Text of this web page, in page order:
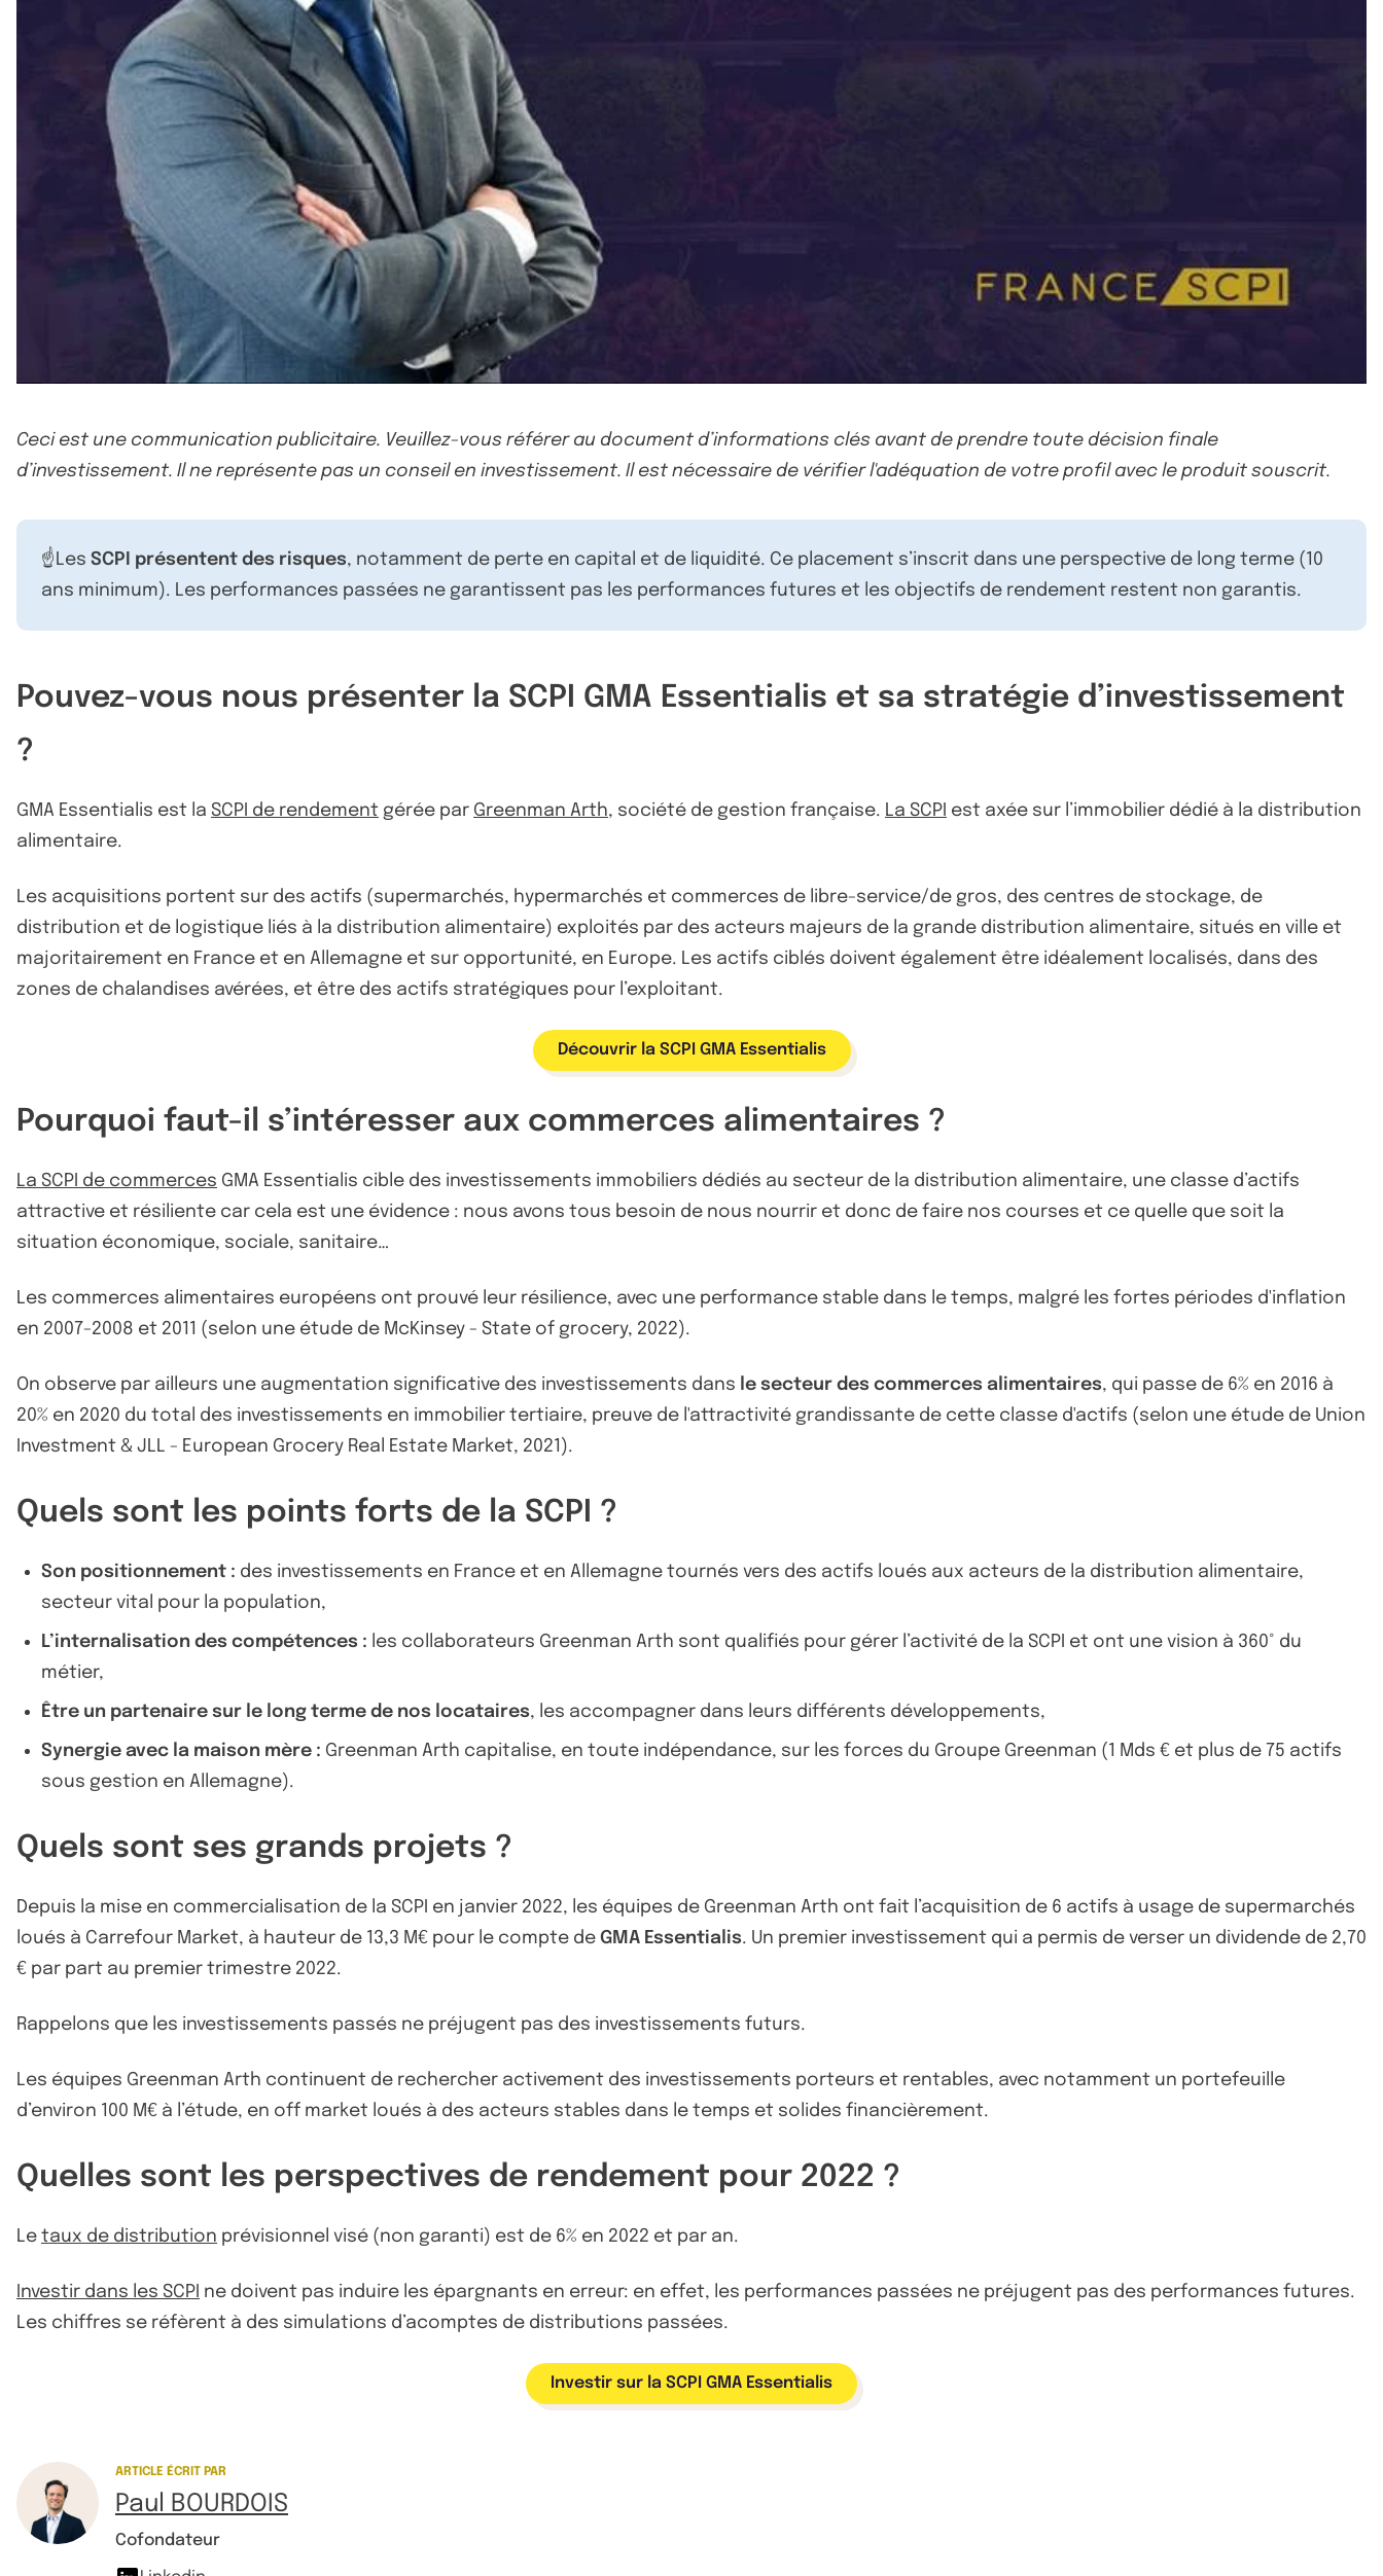
Ceci est une communication publicitaire. Veuillez-vous référer au document d’informations clés avant de prendre toute décision finale
d’investissement. Il ne représente pas un conseil en investissement. Il est nécessaire de vérifier l'adéquation de votre profil avec le produit souscrit.
☝️Les SCPI présentent des risques, notamment de perte en capital et de liquidité. Ce placement s’inscrit dans une perspective de long terme (10
ans minimum). Les performances passées ne garantissent pas les performances futures et les objectifs de rendement restent non garantis.
Pouvez-vous nous présenter la SCPI GMA Essentialis et sa stratégie d’investissement
?
GMA Essentialis est la SCPI de rendement gérée par Greenman Arth, société de gestion française. La SCPI est axée sur l’immobilier dédié à la distribution
alimentaire.
Les acquisitions portent sur des actifs (supermarchés, hypermarchés et commerces de libre-service/de gros, des centres de stockage, de
distribution et de logistique liés à la distribution alimentaire) exploités par des acteurs majeurs de la grande distribution alimentaire, situés en ville et
majoritairement en France et en Allemagne et sur opportunité, en Europe. Les actifs ciblés doivent également être idéalement localisés, dans des
zones de chalandises avérées, et être des actifs stratégiques pour l’exploitant.
Découvrir la SCPI GMA Essentialis
Pourquoi faut-il s’intéresser aux commerces alimentaires ?
La SCPI de commerces GMA Essentialis cible des investissements immobiliers dédiés au secteur de la distribution alimentaire, une classe d’actifs
attractive et résiliente car cela est une évidence : nous avons tous besoin de nous nourrir et donc de faire nos courses et ce quelle que soit la
situation économique, sociale, sanitaire…
Les commerces alimentaires européens ont prouvé leur résilience, avec une performance stable dans le temps, malgré les fortes périodes d'inflation
en 2007-2008 et 2011 (selon une étude de McKinsey - State of grocery, 2022).
On observe par ailleurs une augmentation significative des investissements dans le secteur des commerces alimentaires, qui passe de 6% en 2016 à
20% en 2020 du total des investissements en immobilier tertiaire, preuve de l'attractivité grandissante de cette classe d'actifs (selon une étude de Union
Investment & JLL - European Grocery Real Estate Market, 2021).
Quels sont les points forts de la SCPI ?
Son positionnement : des investissements en France et en Allemagne tournés vers des actifs loués aux acteurs de la distribution alimentaire,
secteur vital pour la population,
L’internalisation des compétences : les collaborateurs Greenman Arth sont qualifiés pour gérer l’activité de la SCPI et ont une vision à 360° du
métier,
Être un partenaire sur le long terme de nos locataires, les accompagner dans leurs différents développements,
Synergie avec la maison mère : Greenman Arth capitalise, en toute indépendance, sur les forces du Groupe Greenman (1 Mds € et plus de 75 actifs
sous gestion en Allemagne).
Quels sont ses grands projets ?
Depuis la mise en commercialisation de la SCPI en janvier 2022, les équipes de Greenman Arth ont fait l’acquisition de 6 actifs à usage de supermarchés
loués à Carrefour Market, à hauteur de 13,3 M€ pour le compte de GMA Essentialis. Un premier investissement qui a permis de verser un dividende de 2,70
€ par part au premier trimestre 2022.
Rappelons que les investissements passés ne préjugent pas des investissements futurs.
Les équipes Greenman Arth continuent de rechercher activement des investissements porteurs et rentables, avec notamment un portefeuille
d’environ 100 M€ à l’étude, en off market loués à des acteurs stables dans le temps et solides financièrement.
Quelles sont les perspectives de rendement pour 2022 ?
Le taux de distribution prévisionnel visé (non garanti) est de 6% en 2022 et par an.
Investir dans les SCPI ne doivent pas induire les épargnants en erreur: en effet, les performances passées ne préjugent pas des performances futures.
Les chiffres se réfèrent à des simulations d’acomptes de distributions passées.
Investir sur la SCPI GMA Essentialis
ARTICLE ÉCRIT PAR
Paul BOURDOIS
Cofondateur